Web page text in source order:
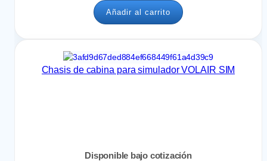
Añadir al carrito
Chasis de cabina para simulador VOLAIR SIM
Disponible bajo cotización